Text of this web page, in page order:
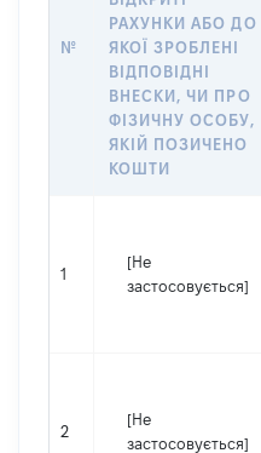
№
РАХУНКИ АБО ДО
ЯКОЇ ЗРОБЛЕНІ
ВІДПОВІДНІ
ВНЕСКИ, ЧИ ПРО
ФІЗИЧНУ ОСОБУ,
ЯКІЙ ПОЗИЧЕНО
КОШТИ
1
[Не
застосовується]
2
[Не
застосовується]